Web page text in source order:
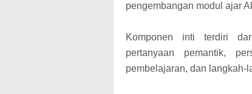
pengembangan modul ajar
Komponen inti terdiri
pertanyaan pemantik,
pembelajaran, dan langkah-